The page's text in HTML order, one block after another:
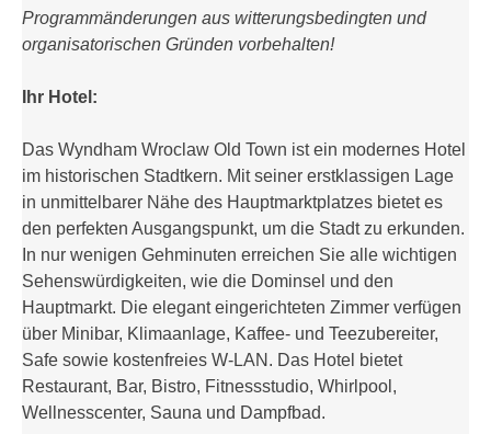
Programmänderungen aus witterungsbedingten und
organisatorischen Gründen vorbehalten!
Ihr Hotel:
Das Wyndham Wroclaw Old Town ist ein modernes Hotel
im historischen Stadtkern. Mit seiner erstklassigen Lage
in unmittelbarer Nähe des Hauptmarktplatzes bietet es
den perfekten Ausgangspunkt, um die Stadt zu erkunden.
In nur wenigen Gehminuten erreichen Sie alle wichtigen
Sehenswürdigkeiten, wie die Dominsel und den
Hauptmarkt. Die elegant eingerichteten Zimmer verfügen
über Minibar, Klimaanlage, Kaffee- und Teezubereiter,
Safe sowie kostenfreies W-LAN. Das Hotel bietet
Restaurant, Bar, Bistro, Fitnessstudio, Whirlpool,
Wellnesscenter, Sauna und Dampfbad.